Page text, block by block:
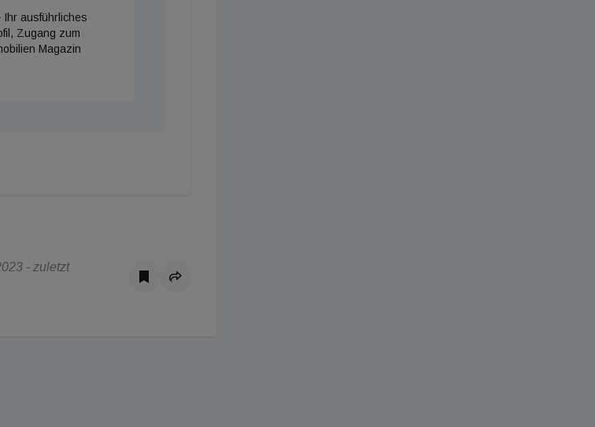
Ihr ausführliches
Zugang zum
Magazin
- zuletzt